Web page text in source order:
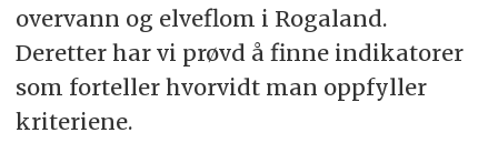
overvann og elveflom i Rogaland.
Deretter har vi prøvd å finne indikatorer
som forteller hvorvidt man oppfyller
kriteriene.